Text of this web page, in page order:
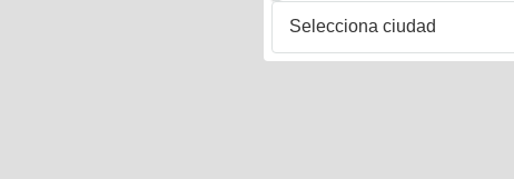
Selecciona ciudad